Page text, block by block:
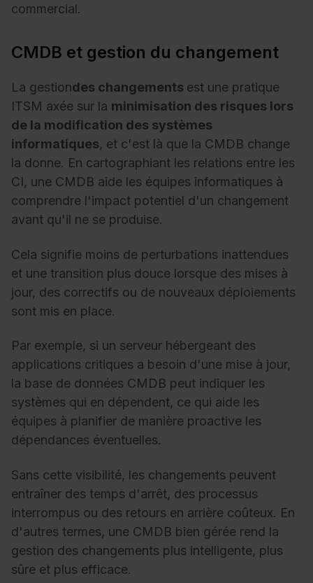
commercial.
CMDB et gestion du changement
La gestiondes changements est une pratique
ITSM axée sur la minimisation des risques lors
de la modification des systèmes
informatiques, et c'est là que la CMDB change
la donne. En cartographiant les relations entre les
CI, une CMDB aide les équipes informatiques à
comprendre l'impact potentiel d'un changement
avant qu'il ne se produise.
Cela signifie moins de perturbations inattendues
et une transition plus douce lorsque des mises à
jour, des correctifs ou de nouveaux déploiements
sont mis en place.
Par exemple, si un serveur hébergeant des
applications critiques a besoin d'une mise à jour,
la base de données CMDB peut indiquer les
systèmes qui en dépendent, ce qui aide les
équipes à planifier de manière proactive les
dépendances éventuelles.
Sans cette visibilité, les changements peuvent
entraîner des temps d'arrêt, des processus
interrompus ou des retours en arrière coûteux. En
d'autres termes, une CMDB bien gérée rend la
gestion des changements plus intelligente, plus
sûre et plus efficace.